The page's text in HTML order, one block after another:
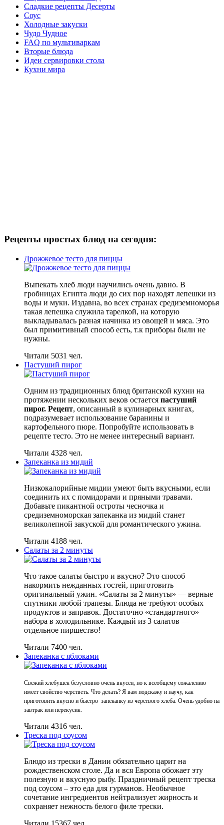
Сладкие рецепты Десерты
Соус
Холодные закуски
Чудо Чудное
FAQ по мультиваркам
Вторые блюда
Идеи сервировки стола
Кухни мира
Рецепты простых блюд на сегодня:
Дрожжевое тесто для пиццы
Выпекать хлеб люди научились очень давно. В
гробницах Египта люди до сих пор находят лепешки из
воды и муки. Издавна, во всех странах средиземноморья
такая лепешка служила тарелкой, на которую
выкладывалась разная начинка из овощей и мяса. Это
был примитивный способ есть, т.к приборы были не
нужны.
Читали 5031 чел.
Пастуший пирог
Одним из традиционных блюд британской кухни на
протяжении нескольких веков остается пастуший
пирог. Рецепт, описанный в кулинарных книгах,
подразумевает использование баранины и
картофельного пюре. Попробуйте использовать в
рецепте тесто. Это не менее интересный вариант.
Читали 4328 чел.
Запеканка из мидий
Низкокалорийные мидии умеют быть вкусными, если
соединить их с помидорами и пряными травами.
Добавьте пикантной остроты чесночка и
средиземноморская запеканка из мидий станет
великолепной закуской для романтического ужина.
Читали 4188 чел.
Салаты за 2 минуты
Что такое салаты быстро и вкусно? Это способ
накормить нежданных гостей, приготовить
оригинальный ужин. «Салаты за 2 минуты» — верные
спутники любой трапезы. Блюда не требуют особых
продуктов и заправок. Достаточно «стандартного»
набора в холодильнике. Каждый из 3 салатов —
отдельное пиршество!
Читали 7400 чел.
Запеканка с яблоками
Свежий хлебушек безусловно очень вкусен, но к всеобщему сожалению
имеет свойство черстветь. Что делать? Я вам подскажу и научу, как
приготовить вкусно и быстро запеканку из черствого хлеба. Очень удобно на
завтрак или перекусик.
Читали 4316 чел.
Треска под соусом
Блюдо из трески в Дании обязательно царит на
рождественском столе. Да и вся Европа обожает эту
полезную и вкусную рыбу. Праздничный рецепт треска
под соусом – это еда для гурманов. Необычное
сочетание ингредиентов нейтрализует жирность и
сохраняет нежность белого филе трески.
Читали 15367 чел.